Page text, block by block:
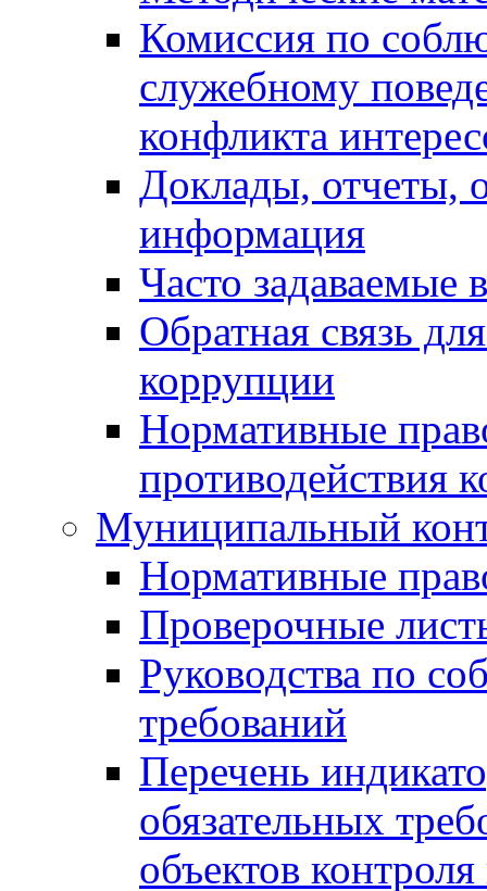
Комиссия по
служебному
конфликта
Доклады, отчеты,
информация
Часто задаваемые
Обратная связь
коррупции
Нормативные
противодействия
Муниципальный
Нормативные
Проверочные
Руководства по
требований
Перечень
обязательных
объектов